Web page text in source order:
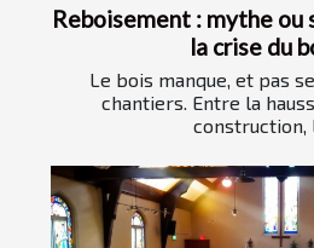
Reboisement : mythe ou
la crise du
Le bois manque, et pas
chantiers. Entre la
construction,